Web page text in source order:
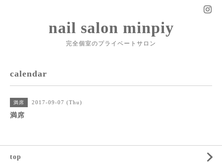
nail salon minpiy
完全個室のプライベートサロン
calendar
満席 2017-09-07 (Thu)
満席
top